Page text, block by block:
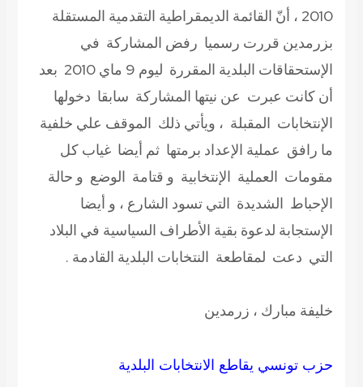
2010 ، أنّ القائمة الديمقراطية التقدمية المستقلة
بزرمدين قررت رسميا رفض المشاركة في
الإستحقاقات البلدية المقررة ليوم 9 ماي 2010 بعد
أن كانت عبرت عن نيتها المشاركة سابقا دخولها
الإنتخابات المقبلة ، ويأتي ذلك الموقف علي خلفية
ما رافق عملية الإعداد برمتها ثم أيضا غياب كل
مقومات العملية الإنتخابية و قتامة الوضع و حالة
الإحباط الشديدة التي تسود الشارع ، و أيضا
الإستجابة لدعوة بقية الأطراف السياسية في البلاد
التي دعت لمقاطعة النتخابات البلدية القادمة .
خليفة مبارك ، زرمدين
حزب تونسي يقاطع الانتخابات البلدية